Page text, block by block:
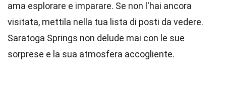
ama esplorare e imparare. Se non l'hai ancora
visitata, mettila nella tua lista di posti da vedere.
Saratoga Springs non delude mai con le sue
sorprese e la sua atmosfera accogliente.